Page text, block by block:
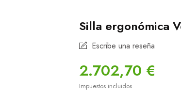
Silla ergonómica
Escribe una reseña
2.702,70 €
Impuestos incluidos